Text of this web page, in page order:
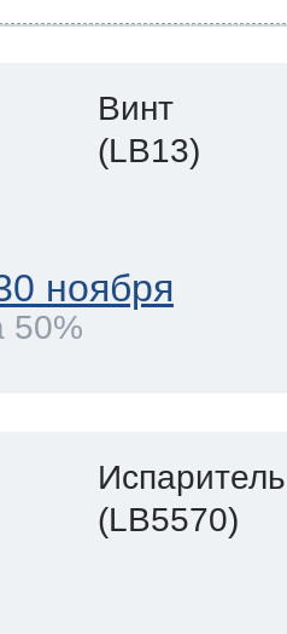
Винт
(LB13)
ноября
50%
(LB5570)